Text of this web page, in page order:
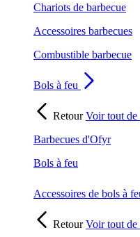
Chariots de barbecue
Accessoires barbecues
Combustible barbecue
Bols à feu
RetourVoir tout de
Barbecues d'Ofyr
Bols à feu
Accessoires de bols à
RetourVoir tout de